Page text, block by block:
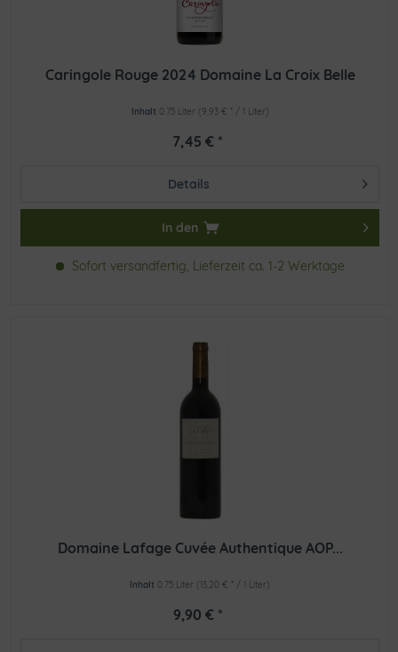
Caringole Rouge 2024 Domaine La Croix Belle
Inhalt 0.75 Liter (9,93 € * / 1 Liter)
7,45 € *
Details
In den
Sofort versandfertig, Lieferzeit ca. 1-2 Werktage
Domaine Lafage Cuvée Authentique AOP...
Inhalt 0.75 Liter (13,20 € * / 1 Liter)
9,90 € *